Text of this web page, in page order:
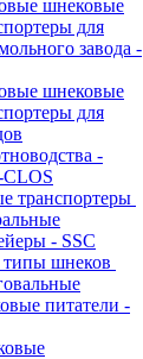
шнековые
для
завода -
шнековые
для
-
транспортеры
- SSC
типы шнеков
питатели -